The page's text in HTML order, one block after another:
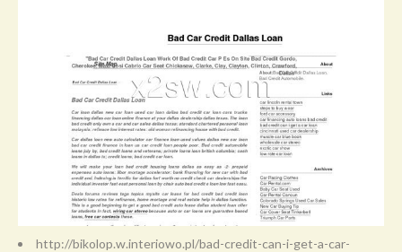
http://bikolop.w.interiowo.pl/bad-credit-can-i-get-a-car-